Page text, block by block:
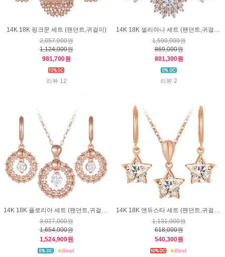
14K 18K 핑크문 세트 (팬던트,귀걸이)
2,057,000원
1,124,000원
981,700원
리뷰 12
14K 18K 셀리아나 세트 (팬던트,귀걸이)
1,590,000원
869,000원
801,300원
리뷰 2
14K 18K 플로리아 세트 (팬던트,귀걸이)
3,027,000원
1,654,000원
1,524,900원
14K 18K 앤듀스타 세트 (팬던트,귀걸이)
1,131,000원
618,000원
540,300원